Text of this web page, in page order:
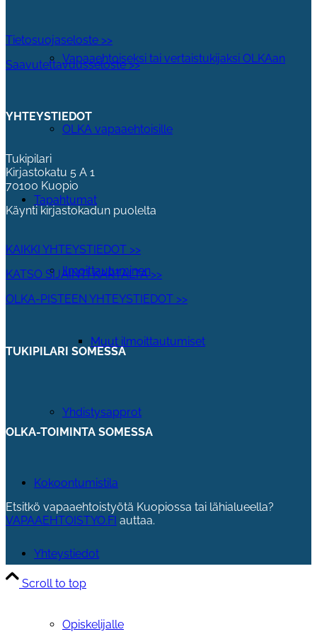
Vapaaehtoiseksi tai vertaistukijaksi OLKAan
OLKA vapaaehtoisille
Tapahtumat
Ilmoittautuminen
Muut ilmoittautumiset
Yhdistysapprot
Kokoontumistila
Yhteystiedot
Opiskelijalle
Tietosuojaseloste >>
Saavutettavuusseloste >>
YHTEYSTIEDOT
Tukipilari
Kirjastokatu 5 A 1
70100 Kuopio
Käynti kirjastokadun puolelta
KAIKKI YHTEYSTIEDOT >>
KATSO SIJAINTI KARTALTA >>
OLKA-PISTEEN YHTEYSTIEDOT >>
TUKIPILARI SOMESSA
OLKA-TOIMINTA SOMESSA
Etsitkö vapaaehtoistyötä Kuopiossa tai lähialueella?
VAPAAEHTOISTYO.FI auttaa.
Scroll to top